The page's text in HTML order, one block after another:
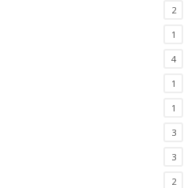
2
1
4
1
1
3
3
2